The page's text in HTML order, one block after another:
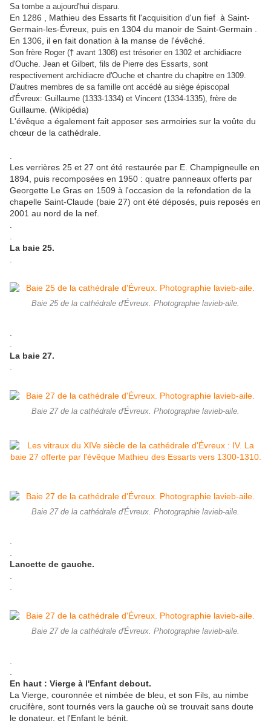
Sa tombe a aujourd'hui disparu.
En 1286 , Mathieu des Essarts fit l'acquisition d'un fief à Saint-
Germain-les-Évreux, puis en 1304 du manoir de Saint-Germain .
En 1306, il en fait donation à la manse de l'évêché.
Son frère Roger († avant 1308) est trésorier en 1302 et archidiacre
d'Ouche. Jean et Gilbert, fils de Pierre des Essarts, sont
respectivement archidiacre d'Ouche et chantre du chapitre en 1309.
D'autres membres de sa famille ont accédé au siège épiscopal
d'Évreux: Guillaume (1333-1334) et Vincent (1334-1335), frère de
Guillaume. (Wikipédia)
L'évêque a également fait apposer ses armoiries sur la voûte du
chœur de la cathédrale.
Les verrières 25 et 27 ont été restaurée par E. Champigneulle en
1894, puis recomposées en 1950 : quatre panneaux offerts par
Georgette Le Gras en 1509 à l'occasion de la refondation de la
chapelle Saint-Claude (baie 27) ont été déposés, puis reposés en
2001 au nord de la nef.
La baie 25.
Baie 25 de la cathédrale d'Évreux. Photographie lavieb-aile.
La baie 27.
Baie 27 de la cathédrale d'Évreux. Photographie lavieb-aile.
Baie 27 de la cathédrale d'Évreux. Photographie lavieb-aile.
Lancette de gauche.
Baie 27 de la cathédrale d'Évreux. Photographie lavieb-aile.
En haut : Vierge à l'Enfant debout.
La Vierge, couronnée et nimbée de bleu, et son Fils, au nimbe
crucifère, sont tournés vers la gauche où se trouvait sans doute
le donateur, et l'Enfant le bénit.